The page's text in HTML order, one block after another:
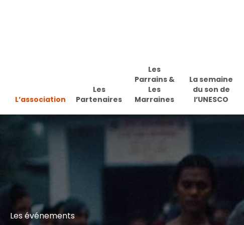
L’association
Les
Partenaires
Les
Parrains &
Les
Marraines
La semaine
du son de
l’UNESCO
Les événements